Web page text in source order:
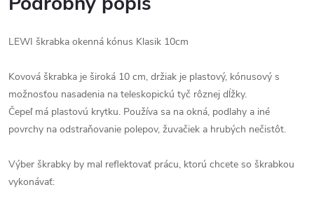
LEWI škrabka okenná kónus Klasik 10cm
Kovová škrabka je široká 10 cm, držiak je plastový, kónusový s
možnosťou nasadenia na teleskopickú tyč rôznej dĺžky.
Čepeľ má plastovú krytku. Používa sa na okná, podlahy a iné
povrchy na odstraňovanie polepov, žuvačiek a hrubých nečistôt.
Výber škrabky by mal reflektovať prácu, ktorú chcete so škrabkou
vykonávať: